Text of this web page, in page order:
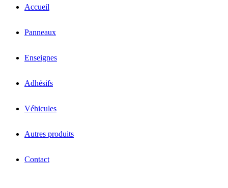
Accueil
Panneaux
Enseignes
Adhésifs
Véhicules
Autres produits
Contact